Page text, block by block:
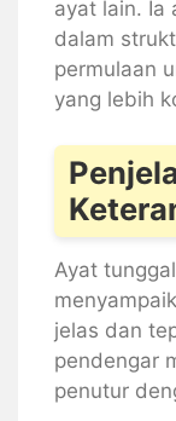
ayat lain. Ia
dalam
permulaan
yang lebih
Ayat
jelas dan
pendengar
penutur